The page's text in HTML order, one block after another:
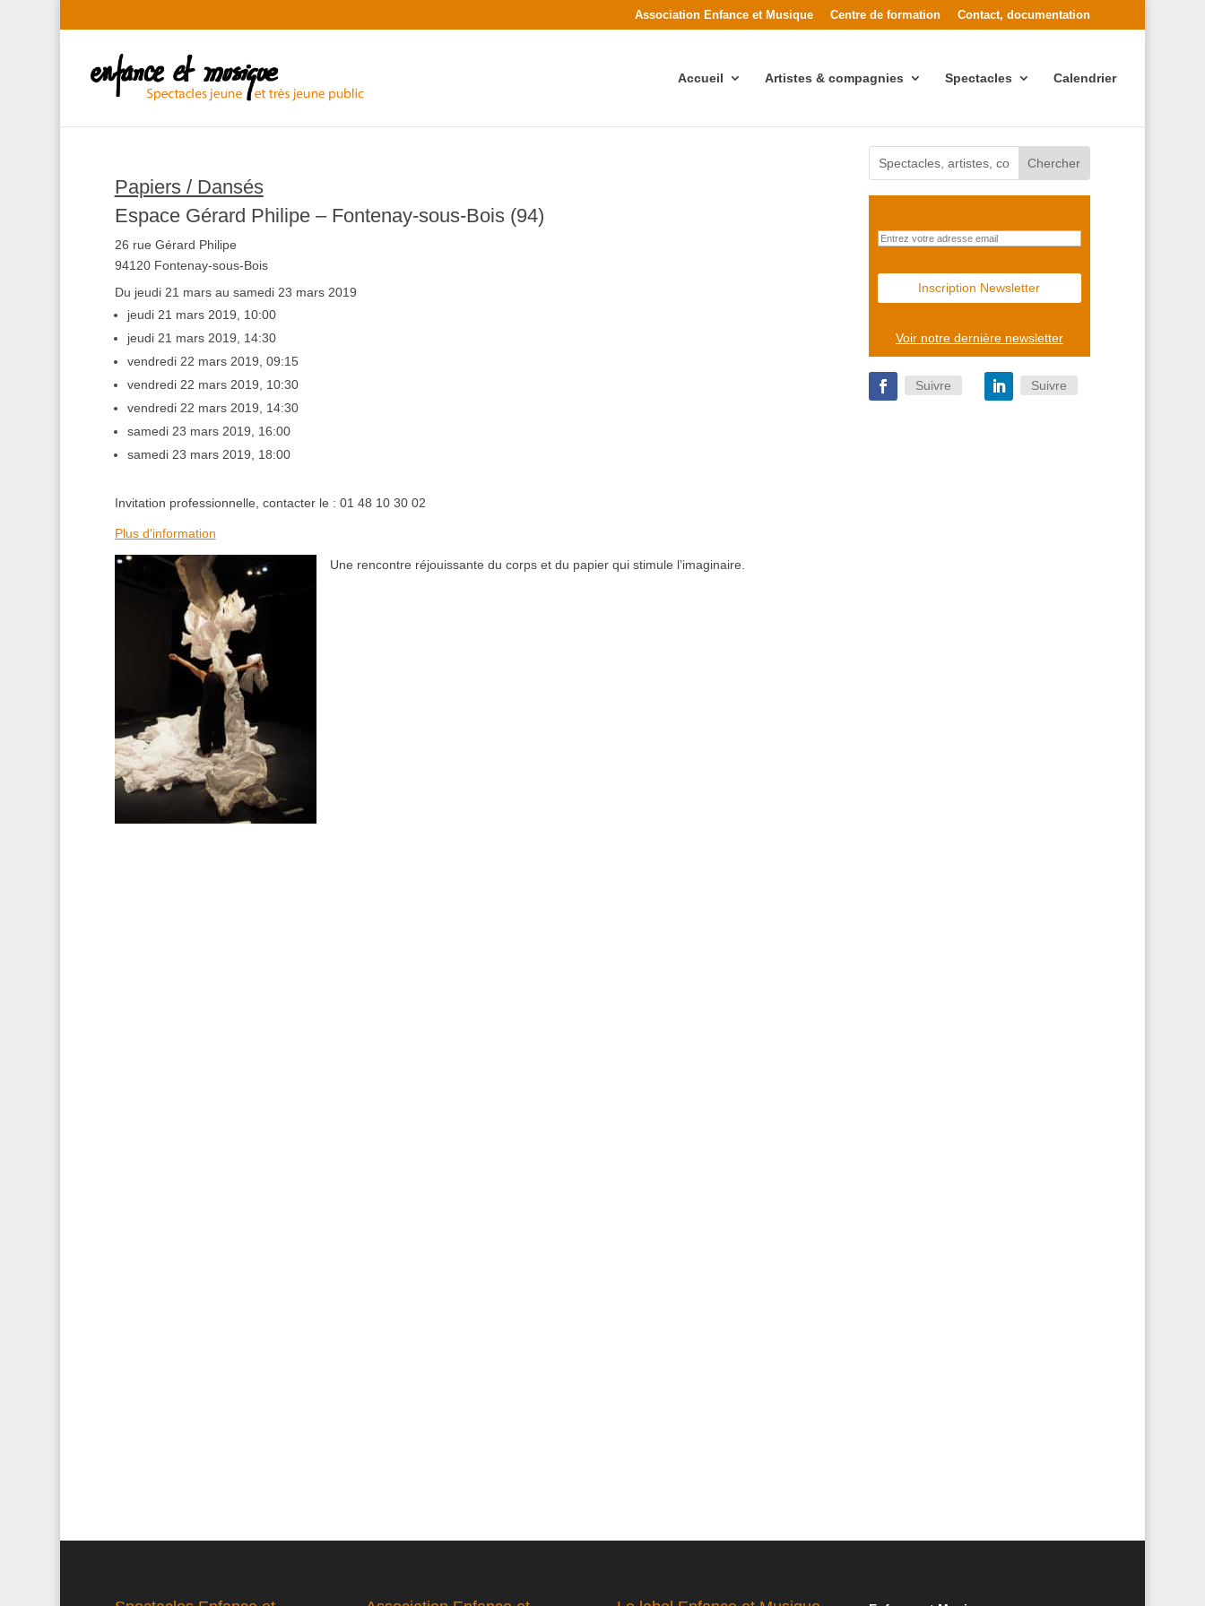
Association Enfance et Musique Centre de formation Contact, documentation
Accueil Artistes & compagnies Spectacles Calendrier
Papiers / Dansés
Espace Gérard Philipe – Fontenay-sous-Bois (94)
26 rue Gérard Philipe
94120 Fontenay-sous-Bois
Du jeudi 21 mars au samedi 23 mars 2019
jeudi 21 mars 2019, 10:00
jeudi 21 mars 2019, 14:30
vendredi 22 mars 2019, 09:15
vendredi 22 mars 2019, 10:30
vendredi 22 mars 2019, 14:30
samedi 23 mars 2019, 16:00
samedi 23 mars 2019, 18:00
Invitation professionnelle, contacter le : 01 48 10 30 02
Plus d'information
Une rencontre réjouissante du corps et du papier qui stimule l’imaginaire.
Voir notre dernière newsletter
Suivre Suivre